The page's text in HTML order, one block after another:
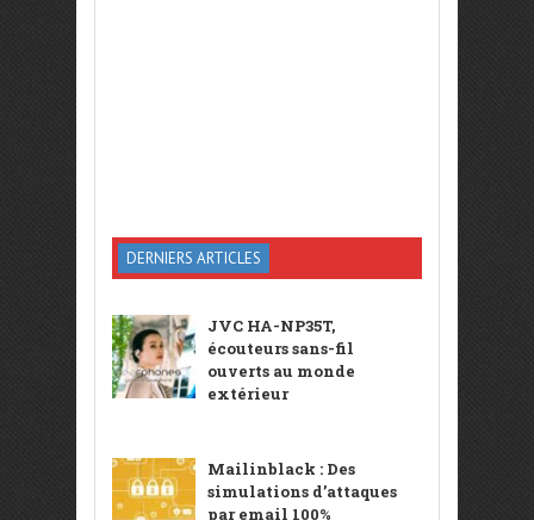
DERNIERS ARTICLES
JVC HA-NP35T,
écouteurs sans-fil
ouverts au monde
extérieur
Mailinblack : Des
simulations d’attaques
par email 100%